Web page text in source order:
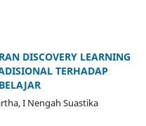
DISCOVERY LEARNING
TERHADAP
I Nengah Suastika